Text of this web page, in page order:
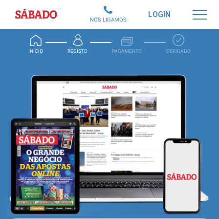
Sábado
INÍCIO REGISTO PAGAMENTO OBRIGADO
LOGIN
NÓS LIGAMOS